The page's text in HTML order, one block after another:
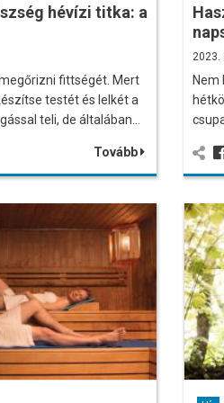
hévízi titka: a
fittségét. Mert
testét és lelkét a
teli, de általában…
Tovább
2023.
Nem